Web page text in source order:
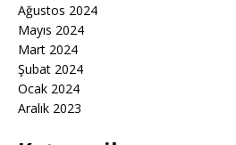
Ağustos 2024
Mayıs 2024
Mart 2024
Şubat 2024
Ocak 2024
Aralık 2023